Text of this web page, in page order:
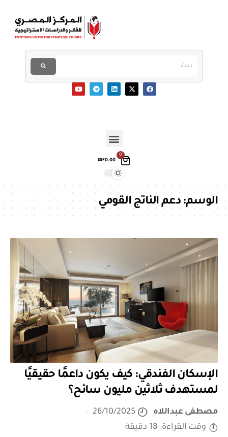
0
EGP0.00
الوسم:دعم الناتج القومي
الإسكان الفندقي: كيف يكون داعمًا حقيقيًا
لمستهدف ثلاثين مليون سائح؟
مصطفى عبداللاه
26/10/2025
وقت القراءة: 18 دقيقة